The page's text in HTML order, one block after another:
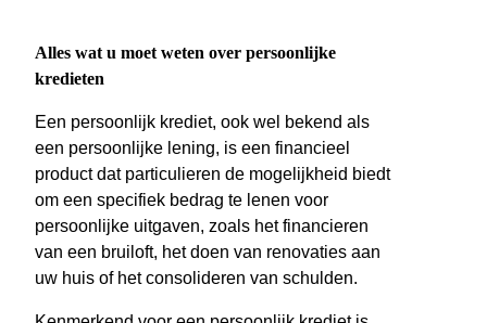
Alles wat u moet weten over persoonlijke
kredieten
Een persoonlijk krediet, ook wel bekend als
een persoonlijke lening, is een financieel
product dat particulieren de mogelijkheid biedt
om een specifiek bedrag te lenen voor
persoonlijke uitgaven, zoals het financieren
van een bruiloft, het doen van renovaties aan
uw huis of het consolideren van schulden.